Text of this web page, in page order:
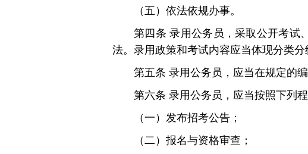
（五）依法依规办事。
第四条 录用公务员，采取公开考试
法。录用政策和考试内容应当体现分类分
第五条 录用公务员，应当在规定的
第六条 录用公务员，应当按照下列程
（一）发布招考公告；
（二）报名与资格审查；